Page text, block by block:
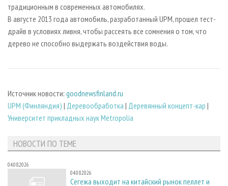
традиционным в современных автомобилях.
В августе 2013 года автомобиль, разработанный UPM, прошел тест-
драйв в условиях ливня, чтобы рассеять все сомнения о том, что
дерево не способно выдержать воздействия воды.
Источник новости: goodnewsfinland.ru
UPM (Финляндия) | Деревообработка | Деревянный концепт-кар |
Университет прикладных наук Metropolia
НОВОСТИ ПО ТЕМЕ
04.08.2026
04.08.2026
Сегежа выходит на китайский рынок пеллет и